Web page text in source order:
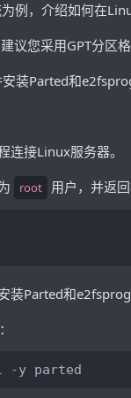
例，介绍如何在
议您采用GPT分区
装Parted和
连接Linux服务器。
root 用户，并返回
装Parted和
-y parted